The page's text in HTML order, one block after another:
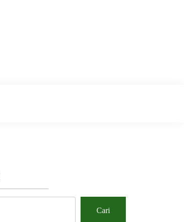
Cari